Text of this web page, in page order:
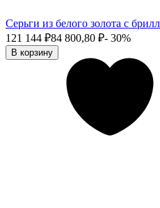
Серьги из белого золота с
121 144 ₽84 800,80 ₽- 30%
В корзину